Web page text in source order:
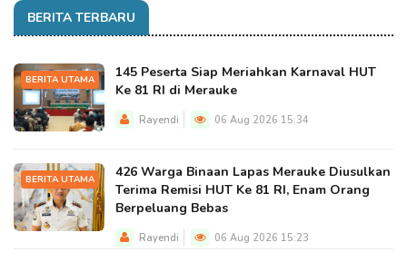
BERITA TERBARU
BERITA UTAMA
145 Peserta Siap Meriahkan Karnaval HUT
Ke 81 RI di Merauke
Rayendi 06 Aug 2026 15:34
BERITA UTAMA
426 Warga Binaan Lapas Merauke Diusulkan
Terima Remisi HUT Ke 81 RI, Enam Orang
Berpeluang Bebas
Rayendi 06 Aug 2026 15:23